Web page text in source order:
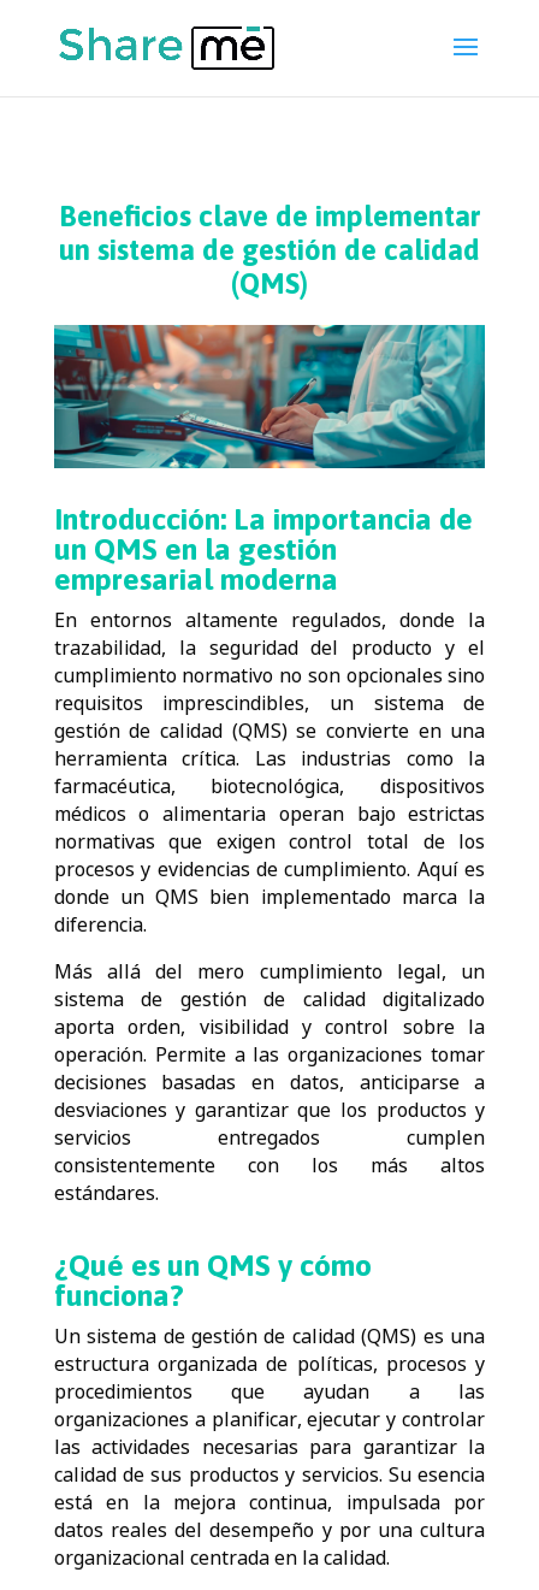
Beneficios clave de implementar
un sistema de gestión de calidad
(QMS)
Introducción: La importancia de
un QMS en la gestión
empresarial moderna
En entornos altamente regulados, donde la
trazabilidad, la seguridad del producto y el
cumplimiento normativo no son opcionales sino
requisitos imprescindibles, un sistema de
gestión de calidad (QMS) se convierte en una
herramienta crítica. Las industrias como la
farmacéutica, biotecnológica, dispositivos
médicos o alimentaria operan bajo estrictas
normativas que exigen control total de los
procesos y evidencias de cumplimiento. Aquí es
donde un QMS bien implementado marca la
diferencia.
Más allá del mero cumplimiento legal, un
sistema de gestión de calidad digitalizado
aporta orden, visibilidad y control sobre la
operación. Permite a las organizaciones tomar
decisiones basadas en datos, anticiparse a
desviaciones y garantizar que los productos y
servicios entregados cumplen
consistentemente con los más altos
estándares.
¿Qué es un QMS y cómo
funciona?
Un sistema de gestión de calidad (QMS) es una
estructura organizada de políticas, procesos y
procedimientos que ayudan a las
organizaciones a planificar, ejecutar y controlar
las actividades necesarias para garantizar la
calidad de sus productos y servicios. Su esencia
está en la mejora continua, impulsada por
datos reales del desempeño y por una cultura
organizacional centrada en la calidad.